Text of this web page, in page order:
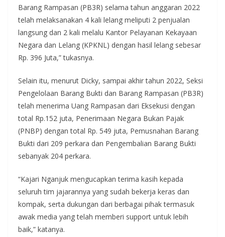
Barang Rampasan (PB3R) selama tahun anggaran 2022
telah melaksanakan 4 kali lelang meliputi 2 penjualan
langsung dan 2 kali melalu Kantor Pelayanan Kekayaan
Negara dan Lelang (KPKNL) dengan hasil lelang sebesar
Rp. 396 Juta,” tukasnya.
Selain itu, menurut Dicky, sampai akhir tahun 2022, Seksi
Pengelolaan Barang Bukti dan Barang Rampasan (PB3R)
telah menerima Uang Rampasan dari Eksekusi dengan
total Rp.152 juta, Penerimaan Negara Bukan Pajak
(PNBP) dengan total Rp. 549 juta, Pemusnahan Barang
Bukti dari 209 perkara dan Pengembalian Barang Bukti
sebanyak 204 perkara.
“Kajari Nganjuk mengucapkan terima kasih kepada
seluruh tim jajarannya yang sudah bekerja keras dan
kompak, serta dukungan dari berbagai pihak termasuk
awak media yang telah memberi support untuk lebih
baik,” katanya.